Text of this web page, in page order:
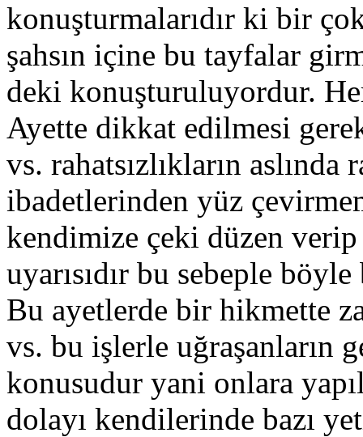
konuşturmalarıdır ki bir
şahsın içine bu tayfalar
deki konuşturuluyordur.
Ayette dikkat edilmesi
vs. rahatsızlıkların
ibadetlerinden yüz
kendimize çeki düzen
uyarısıdır bu sebeple
Bu ayetlerde bir hikmette
vs. bu işlerle uğraşanların
konusudur yani onlara
dolayı kendilerinde bazı